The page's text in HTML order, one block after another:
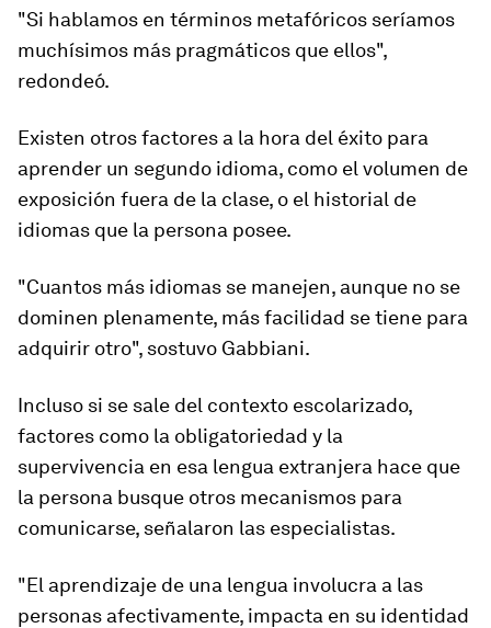
"Si hablamos en términos metafóricos seríamos
muchísimos más pragmáticos que ellos",
redondeó.
Existen otros factores a la hora del éxito para
aprender un segundo idioma, como el volumen de
exposición fuera de la clase, o el historial de
idiomas que la persona posee.
"Cuantos más idiomas se manejen, aunque no se
dominen plenamente, más facilidad se tiene para
adquirir otro", sostuvo Gabbiani.
Incluso si se sale del contexto escolarizado,
factores como la obligatoriedad y la
supervivencia en esa lengua extranjera hace que
la persona busque otros mecanismos para
comunicarse, señalaron las especialistas.
"El aprendizaje de una lengua involucra a las
personas afectivamente, impacta en su identidad